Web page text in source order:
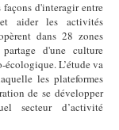
d'interagir entre
aider les activités
dans 28 zones
d'une culture
L’étude va
les plateformes
de se développer
secteur d’activité